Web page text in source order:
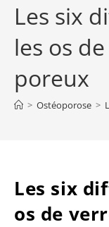
Les six
les os
poreux
> Ostéoporose >
Les six
os de